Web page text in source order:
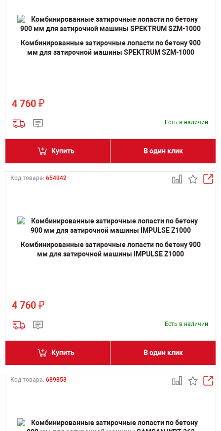
Комбинированные затирочные лопасти по бетону 900
мм для затирочной машины SPEKTRUM SZM-1000
4 760 ₽
Есть в наличии
Купить В один клик
Код товара: 654942
Комбинированные затирочные лопасти по бетону 900
мм для затирочной машины IMPULSE Z1000
4 760 ₽
Есть в наличии
Купить В один клик
Код товара: 689853